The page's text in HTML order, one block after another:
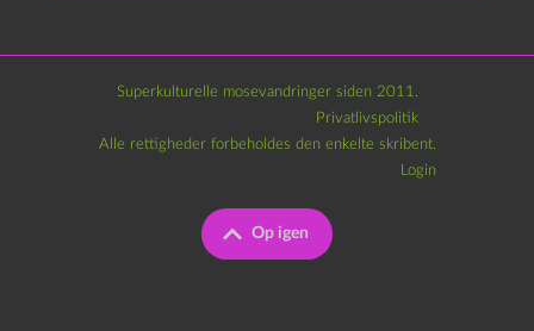
Superkulturelle mosevandringer siden 2011.
Privatlivspolitik
Op igen
Alle rettigheder forbeholdes den enkelte skribent.
Login